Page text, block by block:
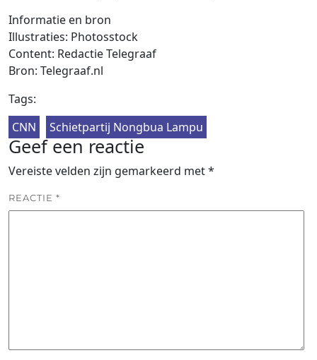
Informatie en bron
Illustraties: Photosstock
Content: Redactie Telegraaf
Bron: Telegraaf.nl
Tags:
CNN
Schietpartij Nongbua Lampu
Geef een reactie
Vereiste velden zijn gemarkeerd met*
REACTIE *